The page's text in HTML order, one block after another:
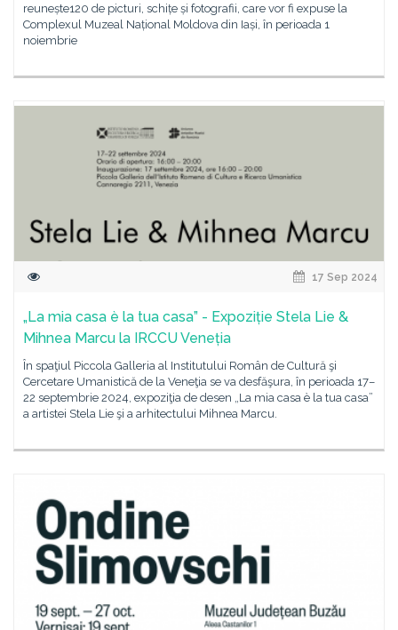
reunește120 de picturi, schițe și fotografii, care vor fi expuse la
Complexul Muzeal Național Moldova din Iași, în perioada 1
noiembrie
17 Sep 2024
„La mia casa è la tua casa” - Expoziție Stela Lie &
Mihnea Marcu la IRCCU Veneția
În spaţiul Piccola Galleria al Institutului Român de Cultură şi
Cercetare Umanistică de la Veneţia se va desfăşura, în perioada 17–
22 septembrie 2024, expoziţia de desen „La mia casa è la tua casa”
a artistei Stela Lie şi a arhitectului Mihnea Marcu.